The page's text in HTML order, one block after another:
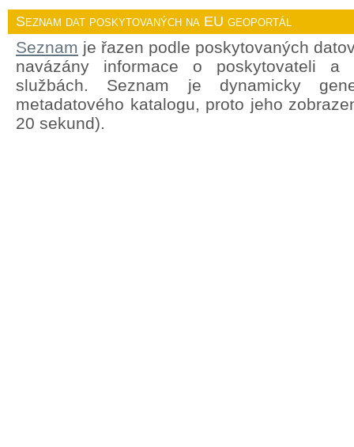
Seznam dat poskytovaných na EU geoportál
Seznam je řazen podle poskytovaných
navázány informace o poskytovateli a
službách. Seznam je dynamicky
metadatového katalogu, proto jeho
20 sekund).